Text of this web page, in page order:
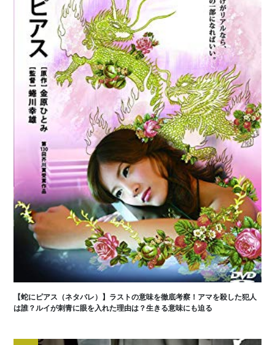
【蛇にピアス（ネタバレ）】ラストの意味を徹底考察！アマを殺した犯人
は誰？ルイが刺青に眼を入れた理由は？生きる意味にも迫る